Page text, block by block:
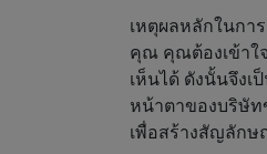
เหตุผลหลักในกา
คุณ คุณต้องเข้าใ
เห็นได้ ดังนั้นจึง
หน้าตาของบริษัท
เพื่อสร้างสัญลัก